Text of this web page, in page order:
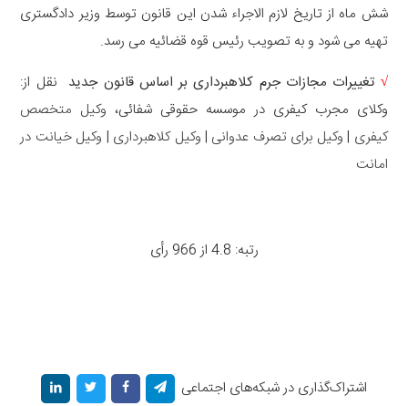
شش ماه از تاریخ لازم الاجراء شدن این قانون توسط وزیر دادگستری
تهیه می شود و به تصویب رئیس قوه قضائیه می رسد.
√ تغییرات مجازات جرم کلاهبرداری بر اساس قانون جدید نقل از:
وکلای مجرب کیفری در موسسه حقوقی شفائی، وکیل متخصص
کیفری | وکیل برای تصرف عدوانی | وکیل کلاهبرداری | وکیل خیانت در
امانت
رتبه: 4.8 از 966 رأی
اشتراک‌گذاری در شبکه‌های اجتماعی